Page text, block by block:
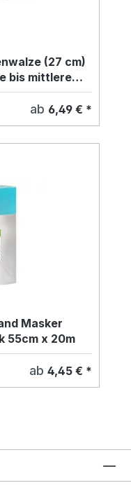
(27 cm)
bis mittlere
ab 6,49 € *
Masker
55cm x 20m
ab 4,45 € *